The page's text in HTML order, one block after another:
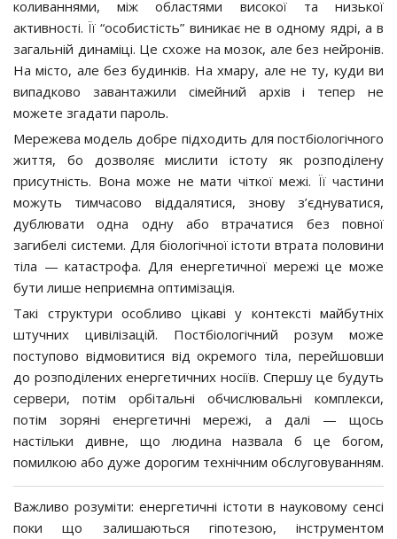
коливаннями, між областями високої та низької
активності. Її “особистість” виникає не в одному ядрі, а в
загальній динаміці. Це схоже на мозок, але без нейронів.
На місто, але без будинків. На хмару, але не ту, куди ви
випадково завантажили сімейний архів і тепер не
можете згадати пароль.
Мережева модель добре підходить для постбіологічного
життя, бо дозволяє мислити істоту як розподілену
присутність. Вона може не мати чіткої межі. Її частини
можуть тимчасово віддалятися, знову з’єднуватися,
дублювати одна одну або втрачатися без повної
загибелі системи. Для біологічної істоти втрата половини
тіла — катастрофа. Для енергетичної мережі це може
бути лише неприємна оптимізація.
Такі структури особливо цікаві у контексті майбутніх
штучних цивілізацій. Постбіологічний розум може
поступово відмовитися від окремого тіла, перейшовши
до розподілених енергетичних носіїв. Спершу це будуть
сервери, потім орбітальні обчислювальні комплекси,
потім зоряні енергетичні мережі, а далі — щось
настільки дивне, що людина назвала б це богом,
помилкою або дуже дорогим технічним обслуговуванням.
Важливо розуміти: енергетичні істоти в науковому сенсі
поки що залишаються гіпотезою, інструментом